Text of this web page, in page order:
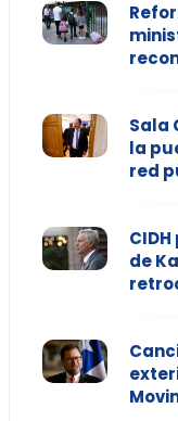
Sala
la
red
de